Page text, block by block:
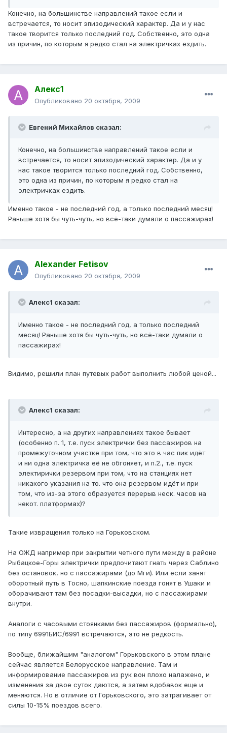
Конечно, на большинстве направлений такое если и
встречается, то носит эпизодический характер. Да и у нас
такое творится только последний год. Собственно, это одна
из причин, по которым я редко стал на электричках ездить.
Алекс1
Опубликовано 20 октября, 2009
Евгений Михайлов сказал:
Конечно, на большинстве направлений такое если и
встречается, то носит эпизодический характер. Да и у
нас такое творится только последний год. Собственно,
это одна из причин, по которым я редко стал на
электричках ездить.
Именно такое - не последний год, а только последний месяц!
Раньше хотя бы чуть-чуть, но всё-таки думали о пассажирах!
Alexander Fetisov
Опубликовано 20 октября, 2009
Алекс1 сказал:
Именно такое - не последний год, а только последний
месяц! Раньше хотя бы чуть-чуть, но всё-таки думали о
пассажирах!
Видимо, решили план путевых работ выполнить любой ценой...
Алекс1 сказал:
Интересно, а на других направлениях такое бывает
(особенно п. 1, т.е. пуск электрички без пассажиров на
промежуточном участке при том, что это в час пик идёт
и ни одна электричка её не обгоняет, и п.2., т.е. пуск
электирички резервом при том, что на станциях нет
никакого указания на то. что она резервом идёт и при
том, что из-за этого образуется перерыв неск. часов на
некот. платформах)?
Такие извращения только на Горьковском.
На ОЖД например при закрытии четного пути между в районе
Рыбацкое-Горы электрички предпочитают гнать через Саблино
без остановок, но с пассажирами (до Мги). Или если занят
оборотный путь в Тосно, шапкинские поезда гонят в Ушаки и
оборачивают там без посадки-высадки, но с пассажирами
внутри.
Аналоги с часовыми стоянками без пассажиров (формально),
по типу 6991БИС/6991 встречаются, это не редкость.
Вообще, ближайшим "аналогом" Горьковского в этом плане
сейчас является Белорусское направление. Там и
информирование пассажиров из рук вон плохо налажено, и
изменения за двое суток даются, а затем вдобавок еще и
меняются. Но в отличие от Горьковского, это затрагивает от
силы 10-15% поездов всего.